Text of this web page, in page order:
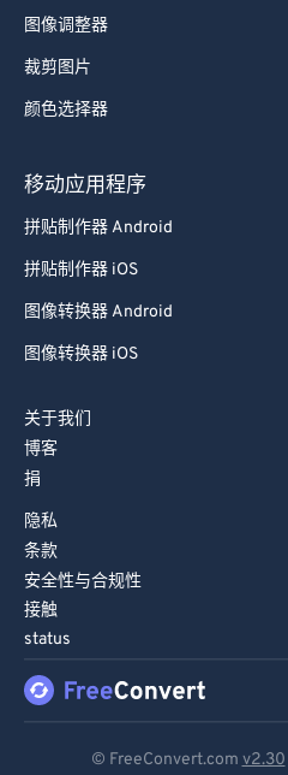
图像调整器
裁剪图片
颜色选择器
移动应用程序
拼贴制作器 Android
拼贴制作器 iOS
图像转换器 Android
图像转换器 iOS
关于我们
博客
捐
隐私
条款
安全性与合规性
接触
status
© FreeConvert.com v2.30